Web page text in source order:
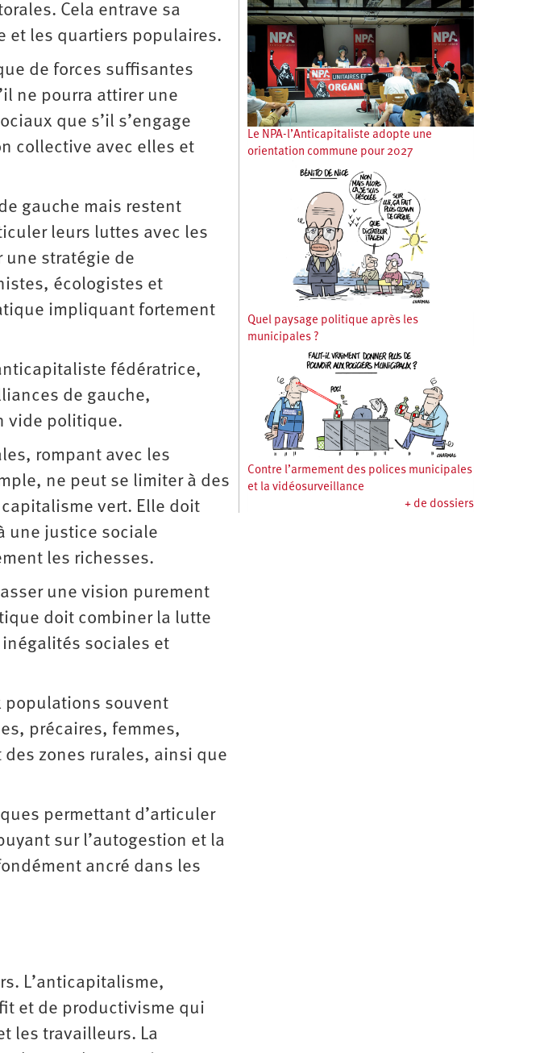
Cela entrave sa
et les quartiers populaires.
de forces suffisantes
ne pourra attirer une
que s’il s’engage
collective avec elles et
gauche mais restent
leurs luttes avec les
stratégie de
écologistes et
impliquant fortement
fédératrice,
de gauche,
vide politique.
rompant avec les
ne peut se limiter à des
vert. Elle doit
une justice sociale
les richesses.
une vision purement
doit combiner la lutte
sociales et
populations souvent
précaires, femmes,
zones rurales, ainsi que
permettant d’articuler
sur l’autogestion et la
ancré dans les
L’anticapitalisme,
et de productivisme qui
les travailleurs. La
Le NPA-l’Anticapitaliste adopte une
orientation commune pour 2027
Quel paysage politique après les
municipales ?
Contre l’armement des polices municipales
et la vidéosurveillance
+ de dossiers